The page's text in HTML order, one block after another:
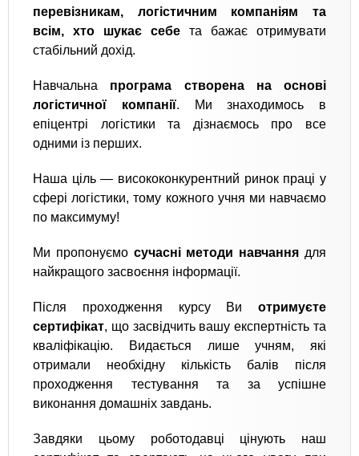
перевізникам, логістичним компаніям та
всім, хто шукає себе та бажає отримувати
стабільний дохід.
Навчальна програма створена на основі
логістичної компанії. Ми знаходимось в
епіцентрі логістики та дізнаємось про все
одними із перших.
Наша ціль — висококонкурентний ринок праці у
сфері логістики, тому кожного учня ми навчаємо
по максимуму!
Ми пропонуємо сучасні методи навчання для
найкращого засвоєння інформації.
Після проходження курсу Ви отримуєте
сертифікат, що засвідчить вашу експертність та
кваліфікацію. Видається лише учням, які
отримали необхідну кількість балів після
проходження тестування та за успішне
виконання домашніх завдань.
Завдяки цьому роботодавці цінують наш